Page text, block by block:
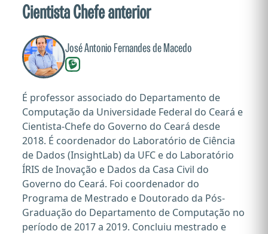
Cientista Chefe anterior
José Antonio Fernandes de Macedo
É professor associado do Departamento de
Computação da Universidade Federal do Ceará e
Cientista-Chefe do Governo do Ceará desde
2018. É coordenador do Laboratório de Ciência
de Dados (InsightLab) da UFC e do Laboratório
ÍRIS de Inovação e Dados da Casa Civil do
Governo do Ceará. Foi coordenador do
Programa de Mestrado e Doutorado da Pós-
Graduação do Departamento de Computação no
período de 2017 a 2019. Concluiu mestrado e